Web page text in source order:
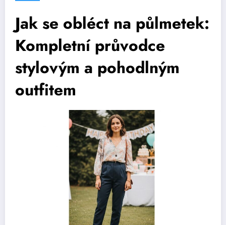
Jak se obléct na půlmetek:
Kompletní průvodce
stylovým a pohodlným
outfitem